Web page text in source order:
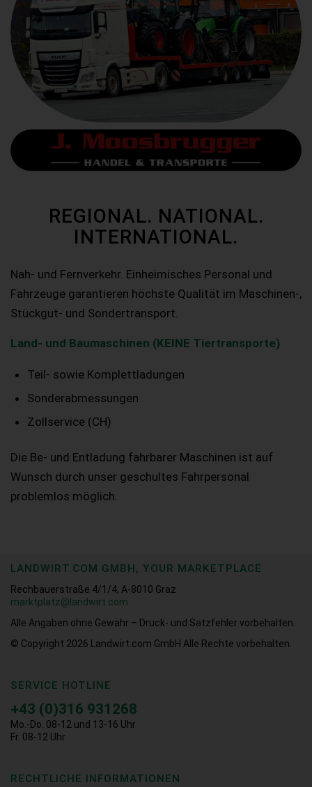
REGIONAL. NATIONAL.
INTERNATIONAL.
Nah- und Fernverkehr. Einheimisches Personal und
Fahrzeuge garantieren höchste Qualität im Maschinen-,
Stückgut- und Sondertransport.
Land- und Baumaschinen (KEINE Tiertransporte)
Teil- sowie Komplettladungen
Sonderabmessungen
Zollservice (CH)
Die Be- und Entladung fahrbarer Maschinen ist auf
Wunsch durch unser geschultes Fahrpersonal
problemlos möglich.
LANDWIRT.COM GMBH, YOUR MARKETPLACE
Rechbauerstraße 4/1/4, A-8010 Graz
marktplatz@landwirt.com
Alle Angaben ohne Gewähr – Druck- und Satzfehler vorbehalten.
© Copyright 2026
Landwirt.com GmbH Alle Rechte vorbehalten.
SERVICE HOTLINE
+43 (0)316 931268
Mo.-Do. 08-12 und 13-16 Uhr
Fr. 08-12 Uhr
RECHTLICHE INFORMATIONEN